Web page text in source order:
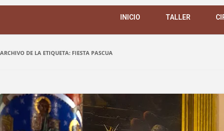
INICIO TALLER
ARCHIVO DE LA ETIQUETA: FIESTA PASCUA